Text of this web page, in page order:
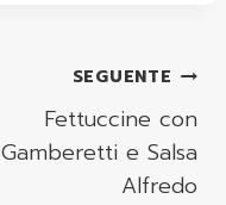
SEGUENTE
Fettuccine con
Gamberetti e Salsa
Alfredo